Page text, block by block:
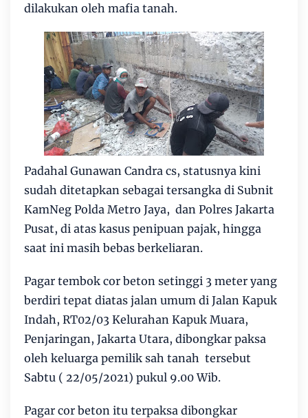
dilakukan oleh mafia tanah.
Padahal Gunawan Candra cs, statusnya kini
sudah ditetapkan sebagai tersangka di Subnit
KamNeg Polda Metro Jaya, dan Polres Jakarta
Pusat, di atas kasus penipuan pajak, hingga
saat ini masih bebas berkeliaran.
Pagar tembok cor beton setinggi 3 meter yang
berdiri tepat diatas jalan umum di Jalan Kapuk
Indah, RT02/03 Kelurahan Kapuk Muara,
Penjaringan, Jakarta Utara, dibongkar paksa
oleh keluarga pemilik sah tanah tersebut
Sabtu ( 22/05/2021) pukul 9.00 Wib.
Pagar cor beton itu terpaksa dibongkar